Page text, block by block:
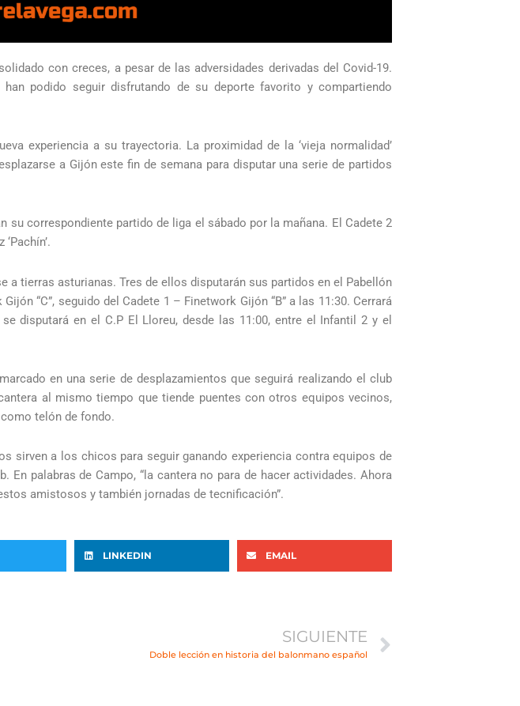
con creces, a pesar de las adversidades derivadas del Covid-19.
podido seguir disfrutando de su deporte favorito y compartiendo
experiencia a su trayectoria. La proximidad de la ‘vieja normalidad’
a Gijón este fin de semana para disputar una serie de partidos
correspondiente partido de liga el sábado por la mañana. El Cadete 2
a tierras asturianas. Tres de ellos disputarán sus partidos en el Pabellón
“C”, seguido del Cadete 1 – Finetwork Gijón “B” a las 11:30. Cerrará
disputará en el C.P El Lloreu, desde las 11:00, entre el Infantil 2 y el
en una serie de desplazamientos que seguirá realizando el club
al mismo tiempo que tiende puentes con otros equipos vecinos,
telón de fondo.
sirven a los chicos para seguir ganando experiencia contra equipos de
palabras de Campo, “la cantera no para de hacer actividades. Ahora
amistosos y también jornadas de tecnificación”.
LINKEDIN EMAIL
SIGUIENTE
Doble lección en historia del balonmano español